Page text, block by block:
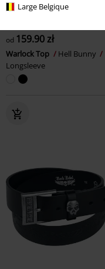
Large Belgique
Plus Size
od 159.90 zł
Warlock Top
Hell Bunny
Longsleeve